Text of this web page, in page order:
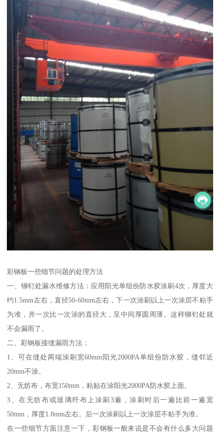
彩钢板一些细节问题的处理方法
一、铆钉处漏水维修方法：应用阳光单组份防水胶涂刷4次，厚度大
约1.5mm左右，直径50-60mm左右，下一次涂刷以上一次涂层不粘手
为准，并一次比一次涂的直径大，呈中间厚圆周薄。这样铆钉处就
不会漏雨了。
二、彩钢板接缝漏雨方法：
1、可在缝处两端涂刷宽60mm阳光2000PA单组份防水胶，缝邻近
20mm不涂。
2、无纺布，布宽150mm，粘贴在涂阳光2000PA防水胶上面。
3、在无纺布或玻璃纤布上涂刷3遍，涂刷时后一遍比前一遍宽
50mm，厚度1.8mm左右。后一次涂刷以上一次涂层不粘手为准。
在一些细节方面注意一下，彩钢板一般来说是不会有什么多大问题